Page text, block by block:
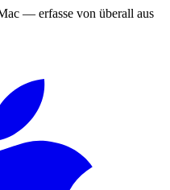
— erfasse von überall aus